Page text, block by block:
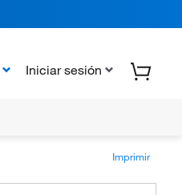
Iniciar sesión
Imprimir